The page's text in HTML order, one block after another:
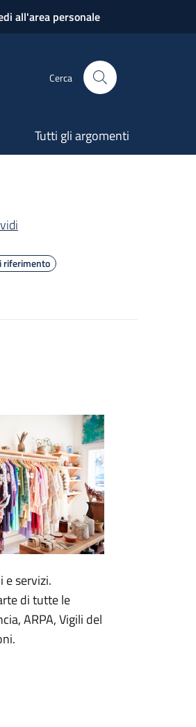
all'area personale
Cerca
Tutti gli argomenti
riferimento
servizi.
di tutte le
ARPA, Vigili del